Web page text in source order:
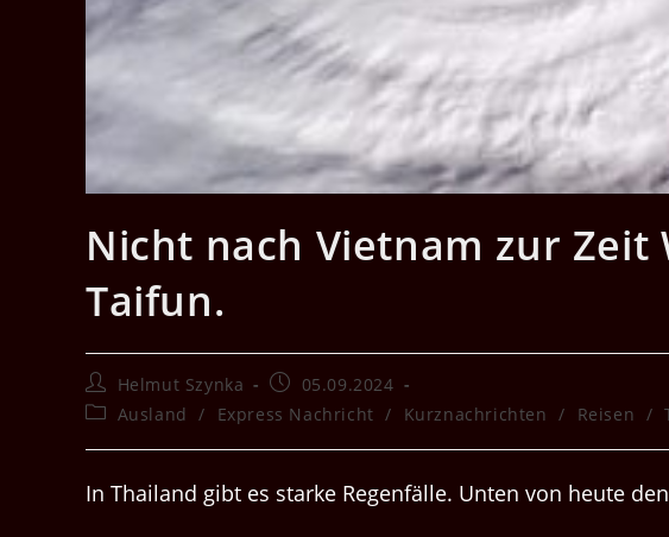
Nicht nach Vietnam zur Zeit
Taifun.
Beitrags-
Autor:
Helmut Szynka
Beitrag
veröffentlicht:
05.09.2024
Beitrags-
Ausland / Express Nachricht / Kurznachrichten / Reisen /
In Thailand gibt es starke Regenfälle. Unten von heute